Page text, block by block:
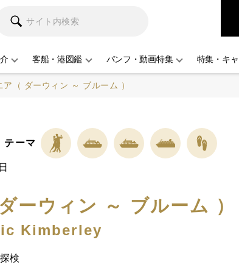
客船・港図鑑 パンフ・動画特集 特集・キ
ア（ ダーウィン ～ ブルーム ）
テーマ
ーウィン ～ ブルーム ）
Kimberley
検